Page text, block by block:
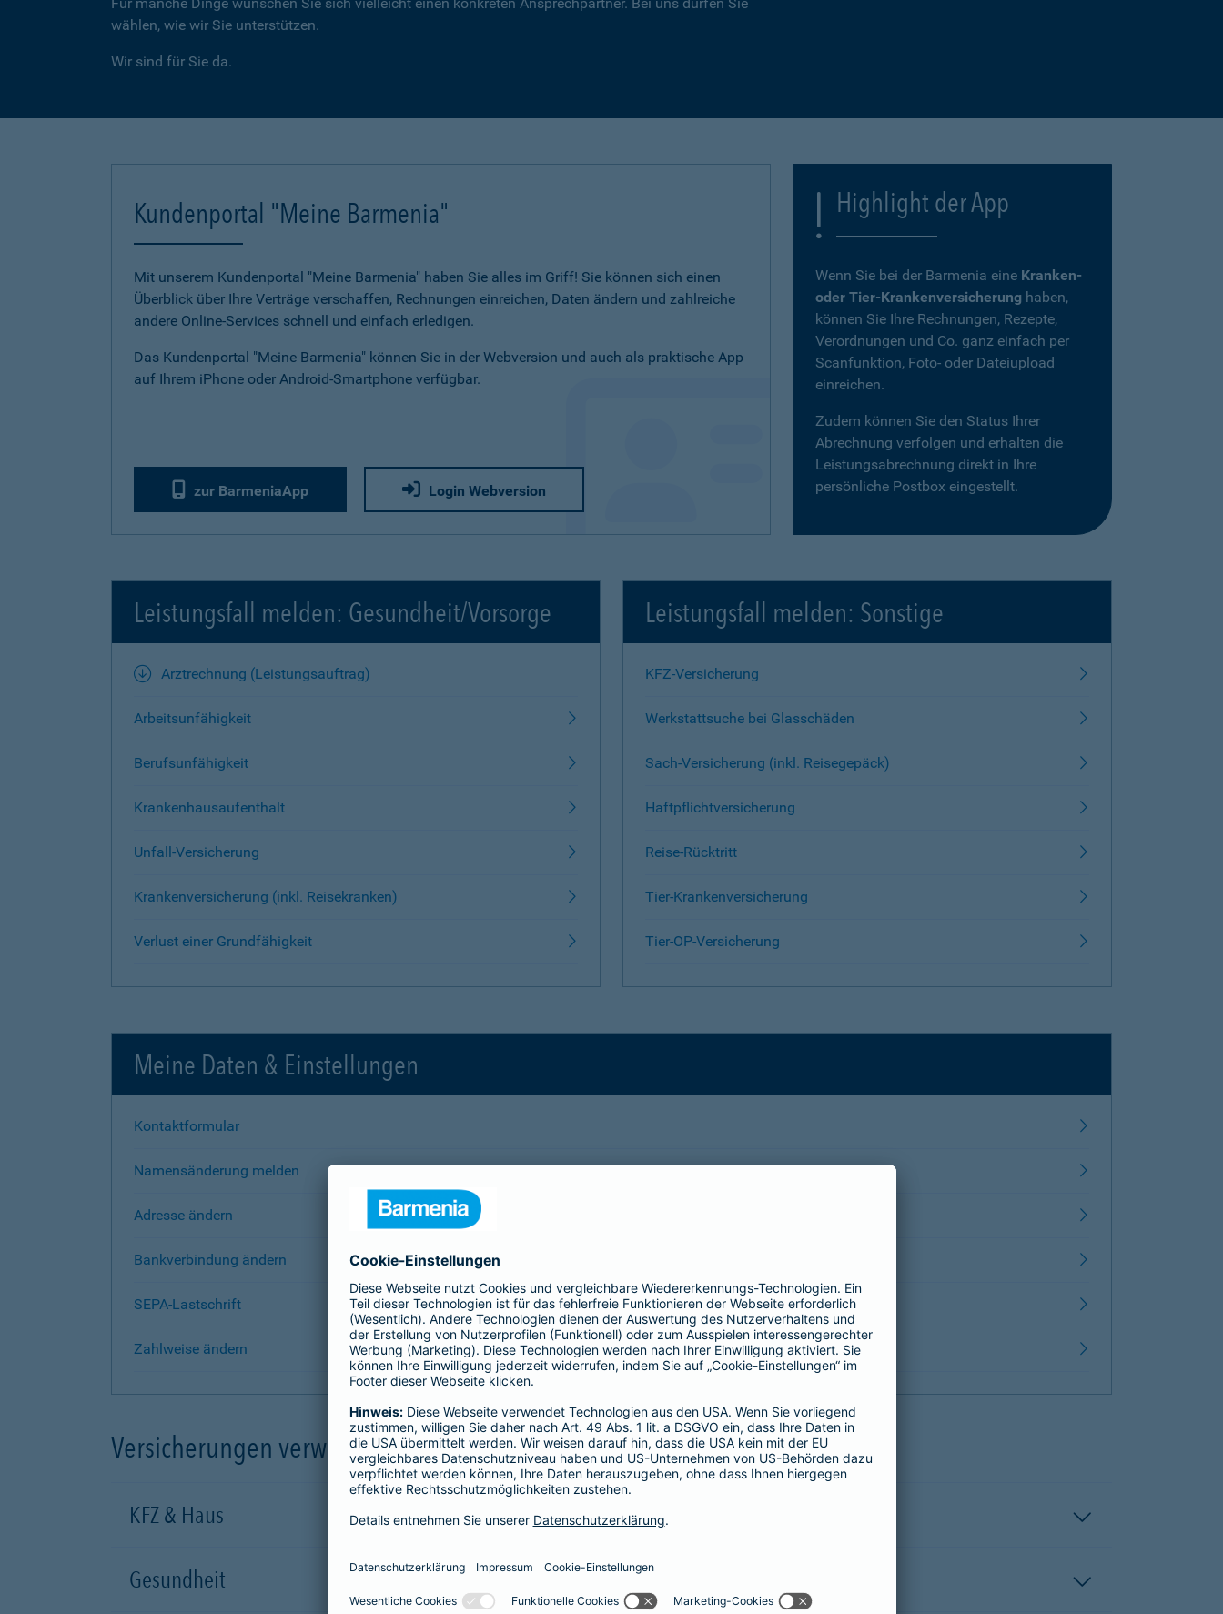
wählen, wie wir Sie unterstützen.
Wir sind für Sie da.
Kundenportal "Meine Barmenia"
Mit unserem Kundenportal "Meine Barmenia" haben Sie alles im Griff! Sie können sich einen
Überblick über Ihre Verträge verschaffen, Rechnungen einreichen, Daten ändern und zahlreiche
andere Online-Services schnell und einfach erledigen.
Das Kundenportal "Meine Barmenia" können Sie in der Webversion und auch als praktische App
auf Ihrem iPhone oder Android-Smartphone verfügbar.
zur BarmeniaApp Login Webversion
Highlight der App
Wenn Sie bei der Barmenia eine Kranken-
oder Tier-Krankenversicherung haben,
können Sie Ihre Rechnungen, Rezepte,
Verordnungen und Co. ganz einfach per
Scanfunktion, Foto- oder Dateiupload
einreichen.
Zudem können Sie den Status Ihrer
Abrechnung verfolgen und erhalten die
Leistungsabrechnung direkt in Ihre
persönliche Postbox eingestellt.
Leistungsfall melden: Gesundheit/Vorsorge
Arztrechnung (Leistungsauftrag)
Arbeitsunfähigkeit
Berufsunfähigkeit
Krankenhausaufenthalt
Unfall-Versicherung
Krankenversicherung (inkl. Reisekranken)
Verlust einer Grundfähigkeit
Leistungsfall melden: Sonstige
KFZ-Versicherung
Werkstattsuche bei Glasschäden
Sach-Versicherung (inkl. Reisegepäck)
Haftpflichtversicherung
Reise-Rücktritt
Tier-Krankenversicherung
Tier-OP-Versicherung
Meine Daten & Einstellungen
Kontaktformular
Namensänderung melden
Adresse ändern
Bankverbindung ändern
SEPA-Lastschrift
Zahlweise ändern
Versicherungen verwalten
KFZ & Haus
Gesundheit